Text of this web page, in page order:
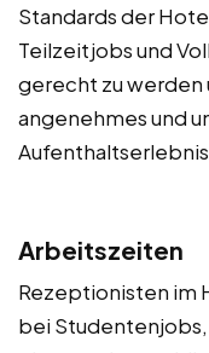
Standards der
Teilzeitjobs und
gerecht zu werden
angenehmes und
Arbeitszeiten
Rezeptionisten im
bei